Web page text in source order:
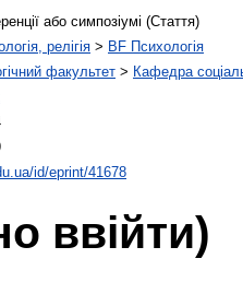
або симпозіумі (Стаття)
релігія > BF Психологія
факультет > Кафедра
id/eprint/41678
ввійти)